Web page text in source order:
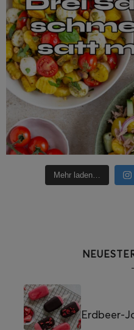
Mehr laden…
Erdbeer-